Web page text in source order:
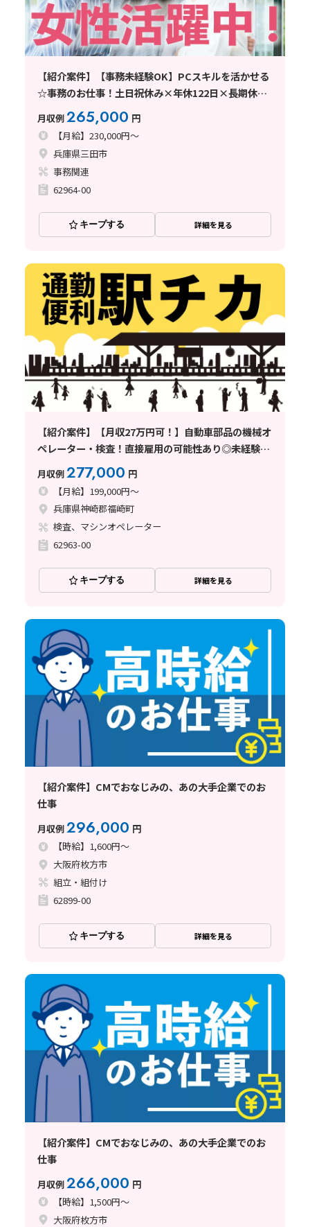
【紹介案件】【事務未経験OK】PCスキルを活かせる
☆事務のお仕事！土日祝休み×年休122日×長期休暇
月収例265,000 円
【月給】230,000円～
兵庫県三田市
事務関連
62964-00
キープする 詳細を見る
【紹介案件】【月収27万円可！】自動車部品の機械オ
ペレーター・検査！直接雇用の可能性あり◎未経験歓
月収例277,000 円
【月給】199,000円～
兵庫県神崎郡福崎町
検査、マシンオペレーター
62963-00
キープする 詳細を見る
【紹介案件】CMでおなじみの、あの大手企業でのお
仕事
月収例296,000 円
【時給】1,600円～
大阪府枚方市
組立・組付け
62899-00
キープする 詳細を見る
【紹介案件】CMでおなじみの、あの大手企業でのお
仕事
月収例266,000 円
【時給】1,500円～
大阪府枚方市